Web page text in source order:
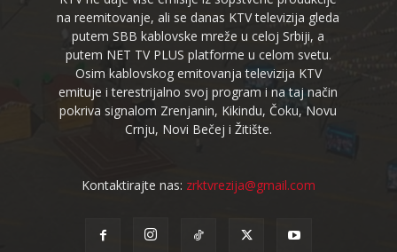
na reemitovanje, ali se danas KTV televizija gleda
putem SBB kablovske mreže u celoj Srbiji, a
putem NET TV PLUS platforme u celom svetu.
Osim kablovskog emitovanja televizija KTV
emituje i terestrijalno svoj program i na taj način
pokriva signalom Zrenjanin, Kikindu, Čoku, Novu
Crnju, Novi Bečej i Žitište.
Kontaktirajte nas: zrktvrezija@gmail.com